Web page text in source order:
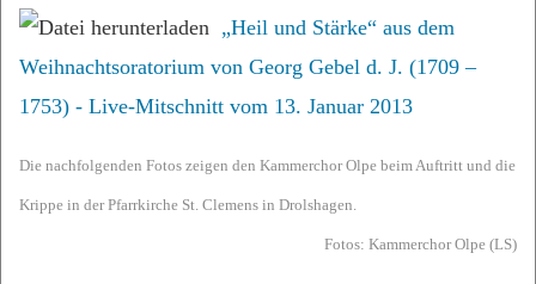
„Heil und Stärke“ aus dem
Weihnachtsoratorium von Georg Gebel d. J. (1709 –
1753) - Live-Mitschnitt vom 13. Januar 2013
Die nachfolgenden Fotos zeigen den Kammerchor Olpe beim Auftritt und die
Krippe in der Pfarrkirche St. Clemens in Drolshagen.
Fotos: Kammerchor Olpe (LS)